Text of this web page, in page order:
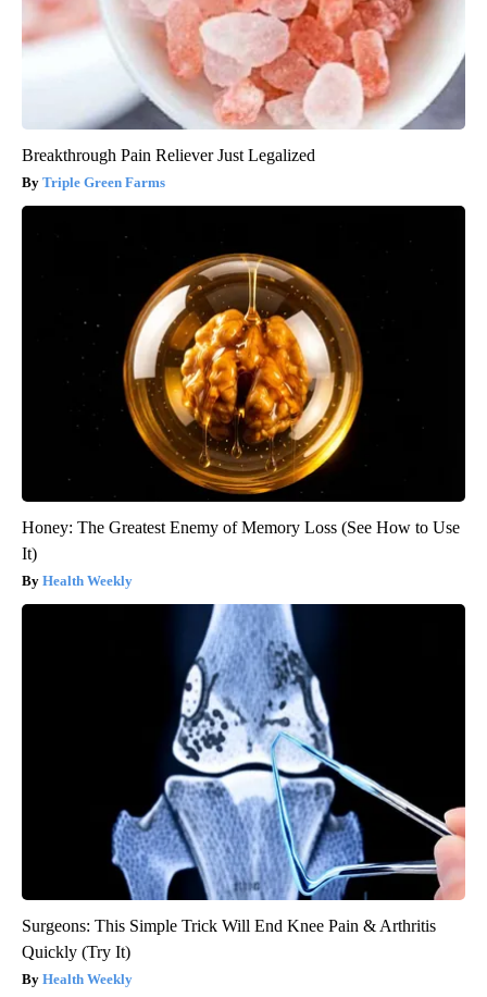
Breakthrough Pain Reliever Just Legalized
Triple Green Farms
Honey: The Greatest Enemy of Memory Loss (See How to Use
It)
Health Weekly
Surgeons: This Simple Trick Will End Knee Pain & Arthritis
Quickly (Try It)
Health Weekly